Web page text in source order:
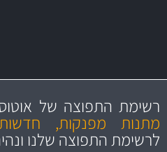
מקצועיות
ושירות מצויין
רשימת התפוצה של
מתנות מפנקות,
לרשימת התפוצה שלנו